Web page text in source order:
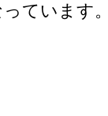
ています